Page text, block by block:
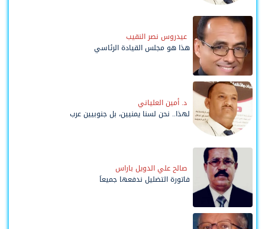
عيدروس نصر النقيب
هذا هو مجلس القيادة الرئاسي
د. أمين العلياني
لهذا.. نحن لسنا يمنيين، بل جنوبيين عرب
صالح علي الدويل باراس
فاتورة التضليل ندفعها جميعاً